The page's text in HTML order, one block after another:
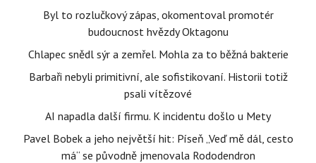
Byl to rozlučkový zápas, okomentoval promotér
budoucnost hvězdy Oktagonu
Chlapec snědl sýr a zemřel. Mohla za to běžná bakterie
Barbaři nebyli primitivní, ale sofistikovaní. Historii totiž
psali vítězové
AI napadla další firmu. K incidentu došlo u Mety
Pavel Bobek a jeho největší hit: Píseň „Veď mě dál, cesto
má“ se původně jmenovala Rododendron